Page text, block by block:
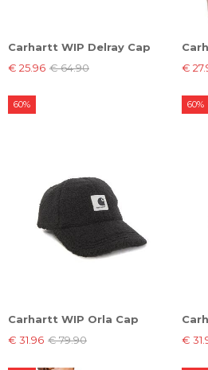
Carhartt WIP Delray Cap
€ 25.96 € 64.90
€
Carhartt WIP Orla Cap
€ 31.96 € 79.90
60%
€
60%